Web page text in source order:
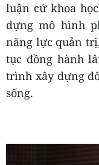
luận cứ khoa
dựng mô hình
năng lực quản
tục đồng hành
trình xây dựng
sống.